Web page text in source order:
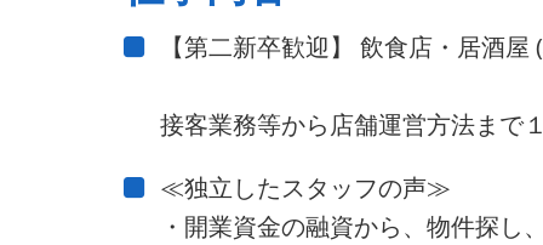
【第二新卒歓迎】 飲食店・居酒
接客業務等から店舗運営方法まで
≪独立したスタッフの声≫
・開業資金の融資から、物件探